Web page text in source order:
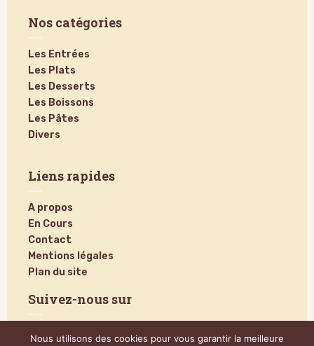
Nos catégories
Les Entrées
Les Plats
Les Desserts
Les Boissons
Les Pâtes
Divers
Liens rapides
A propos
En Cours
Contact
Mentions légales
Plan du site
Suivez-nous sur
Nous utilisons des cookies pour vous garantir la meilleure